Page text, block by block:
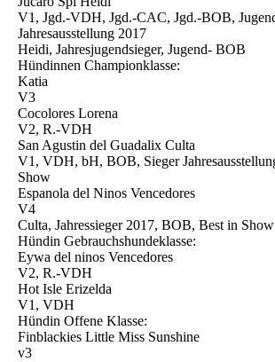
V1, Jgd.-VDH, Jgd.-CAC, Jgd.-BOB,
Jahresausstellung 2017
Heidi, Jahresjugendsieger, Jugend- BOB
Hündinnen Championklasse:
Katia
V3
Cocolores Lorena
V2, R.-VDH
San Agustin del Guadalix Culta
V1, VDH, bH, BOB, Sieger
Show
Espanola del Ninos Vencedores
V4
Culta, Jahressieger 2017, BOB, Best in Show
Hündin Gebrauchshundeklasse:
Eywa del ninos Vencedores
V2, R.-VDH
Hot Isle Erizelda
V1, VDH
Hündin Offene Klasse:
Finblackies Little Miss Sunshine
v3